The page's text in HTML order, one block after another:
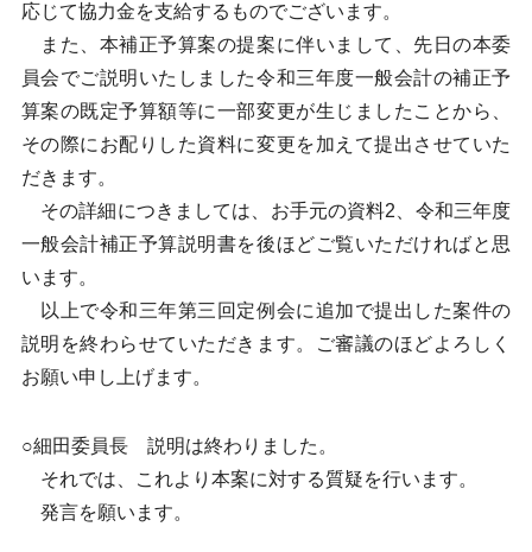
応じて協力金を支給するものでございます。
また、本補正予算案の提案に伴いまして、先日の本委
員会でご説明いたしました令和三年度一般会計の補正予
算案の既定予算額等に一部変更が生じましたことから、
その際にお配りした資料に変更を加えて提出させていた
だきます。
その詳細につきましては、お手元の資料2、令和三年度
一般会計補正予算説明書を後ほどご覧いただければと思
います。
以上で令和三年第三回定例会に追加で提出した案件の
説明を終わらせていただきます。ご審議のほどよろしく
お願い申し上げます。
○細田委員長 説明は終わりました。
それでは、これより本案に対する質疑を行います。
発言を願います。